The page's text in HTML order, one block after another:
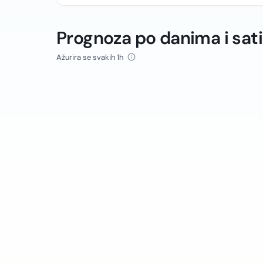
Prognoza po danima i
Ažurira se svakih 1h